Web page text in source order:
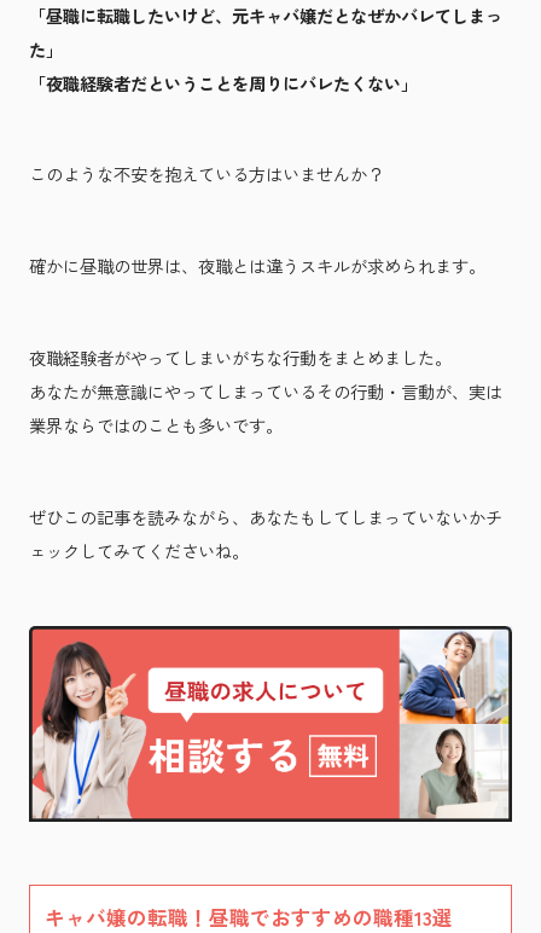
「昼職に転職したいけど、元キャバ嬢だとなぜかバレてしまっ
た」
「夜職経験者だということを周りにバレたくない」
このような不安を抱えている方はいませんか？
確かに昼職の世界は、夜職とは違うスキルが求められます。
夜職経験者がやってしまいがちな行動をまとめました。
あなたが無意識にやってしまっているその行動・言動が、実は
業界ならではのことも多いです。
ぜひこの記事を読みながら、あなたもしてしまっていないかチ
ェックしてみてくださいね。
キャバ嬢の転職！昼職でおすすめの職種13選